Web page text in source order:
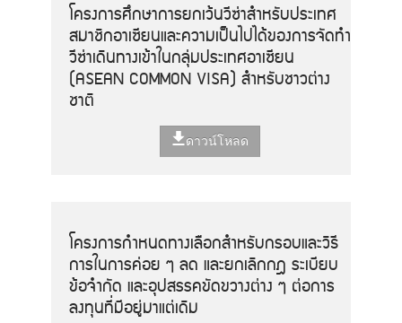
โครงการศึกษาการยกเว้นวีซ่าสำหรับประเทศ
สมาชิกอาเซียนและความเป็นไปได้ของการจัดทำ
วีซ่าเดินทางเข้าในกลุ่มประเทศอาเซียน
(ASEAN COMMON VISA) สำหรับชาวต่าง
ชาติ
ดาวน์โหลด
โครงการกำหนดทางเลือกสำหรับกรอบและวิธี
การในการค่อย ๆ ลด และยกเลิกกฎ ระเบียบ
ข้อจำกัด และอุปสรรคขัดขวางต่าง ๆ ต่อการ
ลงทุนที่มีอยู่มาแต่เดิม